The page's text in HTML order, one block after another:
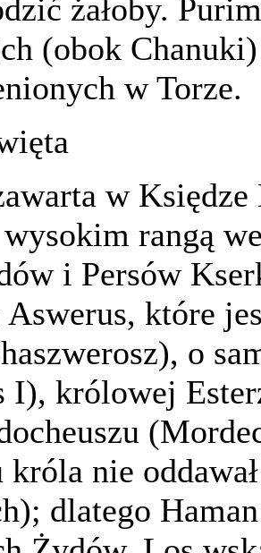
żałoby.
(obok
w Torze.
w
rangą
i Persów
które
o
I), królowej
króla nie
dlatego Haman